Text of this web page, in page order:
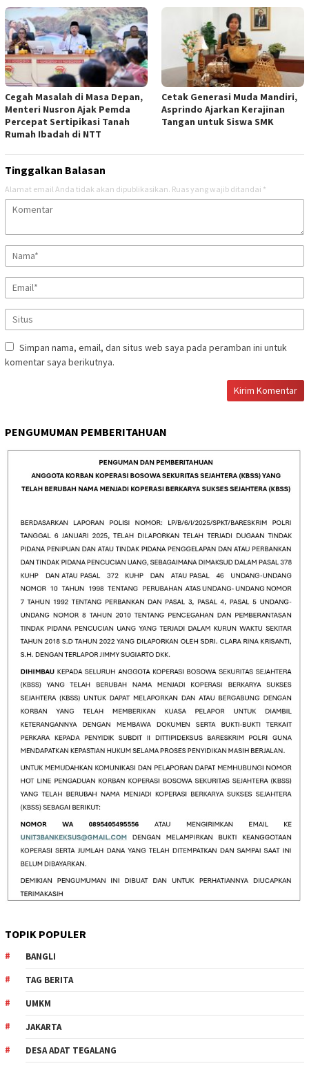
‎Cegah Masalah di Masa Depan,
Menteri Nusron Ajak Pemda
Percepat Sertipikasi Tanah
Rumah Ibadah di NTT ‎
Cetak Generasi Muda Mandiri,
Asprindo Ajarkan Kerajinan
Tangan untuk Siswa SMK
Tinggalkan Balasan
Alamat email Anda tidak akan dipublikasikan. Ruas yang wajib ditandai *
Simpan nama, email, dan situs web saya pada peramban ini untuk
komentar saya berikutnya.
PENGUMUMAN PEMBERITAHUAN
TOPIK POPULER
BANGLI
TAG BERITA
UMKM
JAKARTA
DESA ADAT TEGALANG